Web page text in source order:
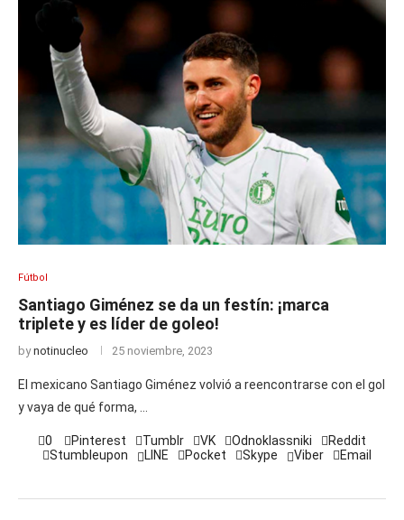
Fútbol
Santiago Giménez se da un festín: ¡marca
triplete y es líder de goleo!
bynotinucleo 25 noviembre, 2023
El mexicano Santiago Giménez volvió a reencontrarse con el gol
y vaya de qué forma, …
0 Pinterest Tumblr VK Odnoklassniki
Reddit
Stumbleupon
LINE Pocket Skype Viber Email